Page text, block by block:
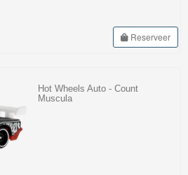
Reserveer
Hot Wheels Auto - Count
Muscula